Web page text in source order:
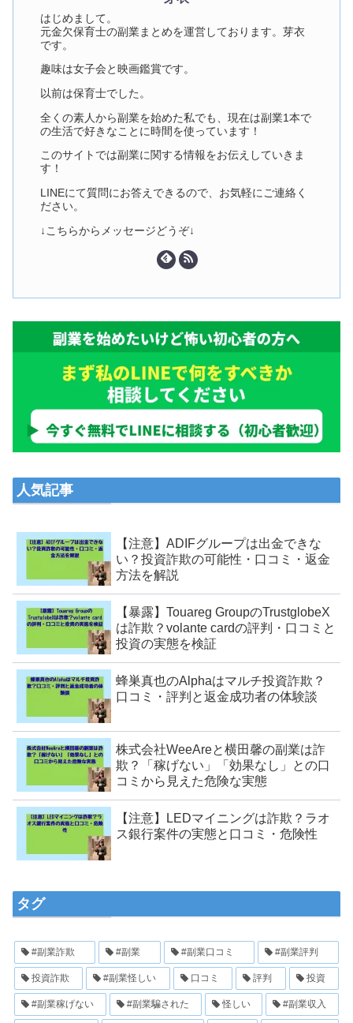
はじめまして。
元金欠保育士の副業まとめを運営しております。芽衣
です。
趣味は女子会と映画鑑賞です。
以前は保育士でした。
全くの素人から副業を始めた私でも、現在は副業1本で
の生活で好きなことに時間を使っています！
このサイトでは副業に関する情報をお伝えしていきま
す！
LINEにて質問にお答えできるので、お気軽にご連絡く
ださい。
↓こちらからメッセージどうぞ↓
人気記事
【注意】ADIFグループは出金できな
い？投資詐欺の可能性・口コミ・返金
方法を解説
【暴露】Touareg GroupのTrustglobeX
は詐欺？volante cardの評判・口コミと
投資の実態を検証
蜂巣真也のAlphaはマルチ投資詐欺？
口コミ・評判と返金成功者の体験談
株式会社WeeAreと横田馨の副業は詐
欺？「稼げない」「効果なし」との口
コミから見えた危険な実態
【注意】LEDマイニングは詐欺？ラオ
ス銀行案件の実態と口コミ・危険性
タグ
#副業詐欺 #副業 #副業口コミ #副業評判
投資詐欺 #副業怪しい 口コミ 評判 投資
#副業稼げない #副業騙された 怪しい #副業収入